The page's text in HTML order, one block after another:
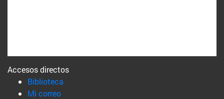
Accesos directos
Biblioteca
Mi correo(abre en nueva ventana)